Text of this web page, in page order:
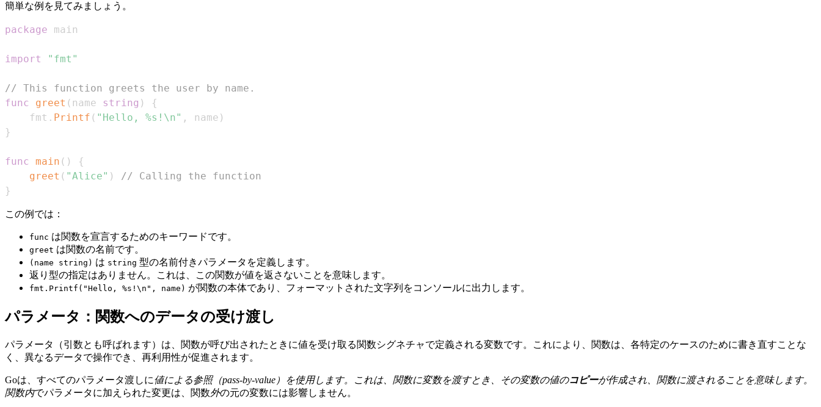
簡単な例を見てみましょう。
package
import "fmt"
// This function greets the user by name.
func
greet ( name string )
{
    fmt
. Printf ( "Hello, %s!\n" , name )
}
func main ( )
{
greet ( "Alice" )
// Calling the function
}
この例では：
func は関数を宣言するためのキーワードです。
greet は関数の名前です。
(name string) は string 型の名前付きパラメータを定義します。
返り型の指定はありません。これは、この関数が値を返さないことを意味します。
fmt.Printf("Hello, %s!\n", name) が関数の本体であり、フォーマットされた文字列をコンソールに出力します。
パラメータ：関数へのデータの受け渡し
パラメータ（引数とも呼ばれます）は、関数が呼び出されたときに値を受け取る関数シグネチャで定義される変数です。これにより、関数は、各特定のケースのために書き直すことな
く、異なるデータで操作でき、再利用性が促進されます。
Goは、すべてのパラメータ渡しに値による参照（pass-by-value） を使用します。これは、関数に変数を渡すとき、その変数の値のコピーが作成され、関数に渡されることを意味します。
関数内でパラメータに加えられた変更は、関数外の元の変数には影響しません。